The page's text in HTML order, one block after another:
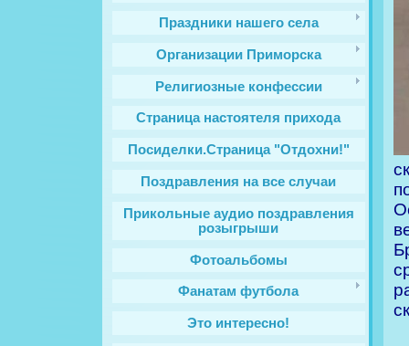
Праздники нашего села
Организации Приморска
Религиозные конфессии
Cтраница настоятеля прихода
Посиделки.Страница "Отдохни!"
Поздравления на все случаи
Прикольные аудио поздравления
розыгрыши
Фотоальбомы
Фанатам футбола
Это интересно!